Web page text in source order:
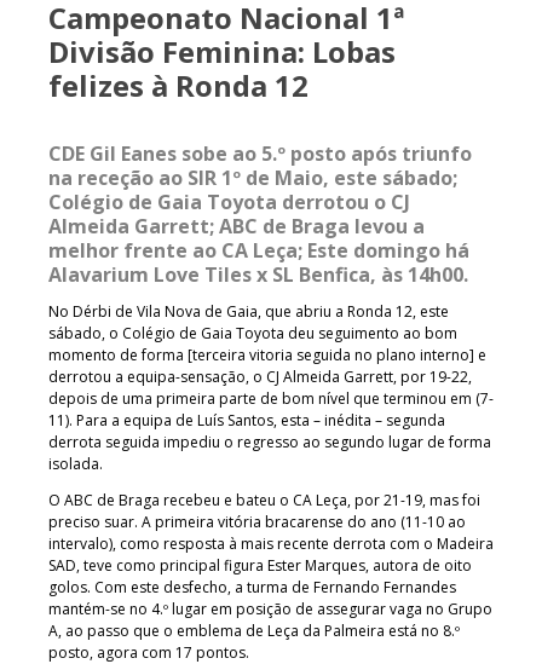
Campeonato Nacional 1ª
Divisão Feminina: Lobas
felizes à Ronda 12
CDE Gil Eanes sobe ao 5.º posto após triunfo
na receção ao SIR 1º de Maio, este sábado;
Colégio de Gaia Toyota derrotou o CJ
Almeida Garrett; ABC de Braga levou a
melhor frente ao CA Leça; Este domingo há
Alavarium Love Tiles x SL Benfica, às 14h00.
No Dérbi de Vila Nova de Gaia, que abriu a Ronda 12, este
sábado, o Colégio de Gaia Toyota deu seguimento ao bom
momento de forma [terceira vitoria seguida no plano interno] e
derrotou a equipa-sensação, o CJ Almeida Garrett, por 19-22,
depois de uma primeira parte de bom nível que terminou em (7-
11). Para a equipa de Luís Santos, esta – inédita – segunda
derrota seguida impediu o regresso ao segundo lugar de forma
isolada.
O ABC de Braga recebeu e bateu o CA Leça, por 21-19, mas foi
preciso suar. A primeira vitória bracarense do ano (11-10 ao
intervalo), como resposta à mais recente derrota com o Madeira
SAD, teve como principal figura Ester Marques, autora de oito
golos. Com este desfecho, a turma de Fernando Fernandes
mantém-se no 4.º lugar em posição de assegurar vaga no Grupo
A, ao passo que o emblema de Leça da Palmeira está no 8.º
posto, agora com 17 pontos.